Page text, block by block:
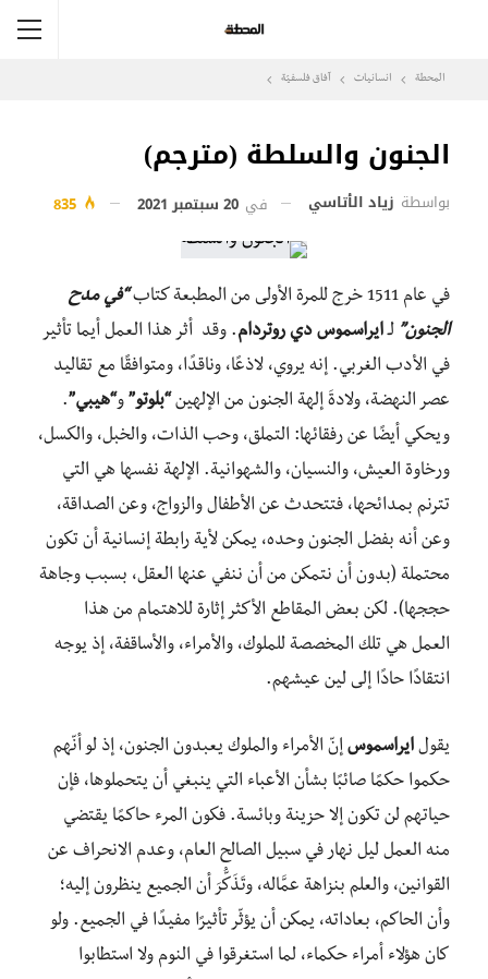
المحطة انسانيات آفاق فلسفيّة‎
الجنون والسلطة (مترجم)
بواسطة زياد الأتاسي في 20 سبتمبر 2021
في عام 1511 خرج للمرة الأولى من المطبعة كتاب
“في مدح
الجنون” لـايراسموس دي روتردام. وقد أثر هذا العمل أيما تأثير
في الأدب الغربي. إنه يروي، لاذعًا، وناقدًا، ومتوافقًا مع تقاليد
عصر النهضة، ولادةَ إلهة الجنون من الإلهين “بلوتو” و“هيبي”.
ويحكي أيضًا عن رفقائها: التملق، وحب الذات، والخبل، والكسل،
ورخاوة العيش، والنسيان، والشهوانية. الإلهة نفسها هي التي
تترنم بمدائحها، فتتحدث عن الأطفال والزواج، وعن الصداقة،
وعن أنه بفضل الجنون وحده، يمكن لأية رابطة إنسانية أن تكون
محتملة (بدون أن نتمكن من أن ننفي عنها العقل، بسبب وجاهة
حججها). لكن بعض المقاطع الأكثر إثارة للاهتمام من هذا
العمل هي تلك المخصصة للملوك، والأمراء، والأساقفة، إذ يوجه
انتقادًا حادًا إلى لين عيشهم.
يقول ايراسموس إنّ الأمراء والملوك يعبدون الجنون، إذ لو أنّهم
حكموا حكمًا صائبًا بشأن الأعباء التي ينبغي أن يتحملوها، فإن
حياتهم لن تكون إلا حزينة وبائسة. فكون المرء حاكمًا يقتضي
منه العمل ليل نهار في سبيل الصالح العام، وعدم الانحراف عن
القوانين، والعلم بنزاهة عمَّاله، وتَذَكُّرَ أن الجميع ينظرون إليه؛
وأن الحاكم، بعاداته، يمكن أن يؤثّر تأثيرًا مفيدًا في الجميع. ولو
كان هؤلاء أمراء حكماء، لما استغرقوا في النوم ولا استطابوا